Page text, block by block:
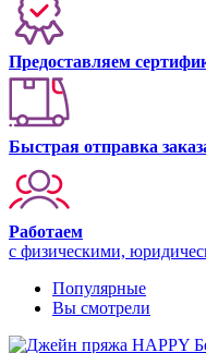
Предоставляем
Быстрая отправка
Работаем
с физическими,
Популярные
Вы смотрели